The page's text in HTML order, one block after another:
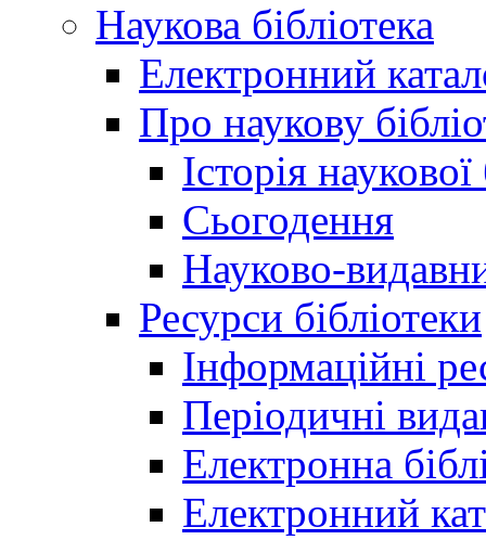
Наукова бібліотека
Електронний
Про наукову
Історія
Сьогодення
Науково-
Ресурси бібліотеки
Інформаційні
Періодичні
Електронна
Електронний